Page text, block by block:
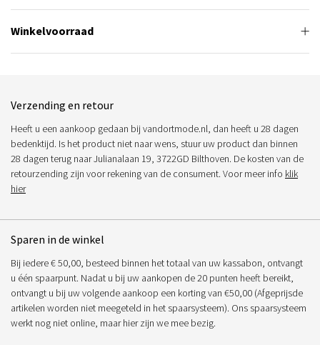
Winkelvoorraad
Verzending en retour
Heeft u een aankoop gedaan bij vandortmode.nl, dan heeft u 28 dagen
bedenktijd. Is het product niet naar wens, stuur uw product dan binnen
28 dagen terug naar Julianalaan 19, 3722GD Bilthoven. De kosten van de
retourzending zijn voor rekening van de consument. Voor meer info klik
hier
Sparen in de winkel
Bij iedere € 50,00, besteed binnen het totaal van uw kassabon, ontvangt
u één spaarpunt. Nadat u bij uw aankopen de 20 punten heeft bereikt,
ontvangt u bij uw volgende aankoop een korting van €50,00 (Afgeprijsde
artikelen worden niet meegeteld in het spaarsysteem). Ons spaarsysteem
werkt nog niet online, maar hier zijn we mee bezig.